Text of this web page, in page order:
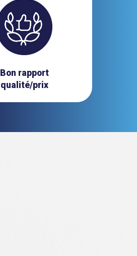
Bon rapport
qualité/prix